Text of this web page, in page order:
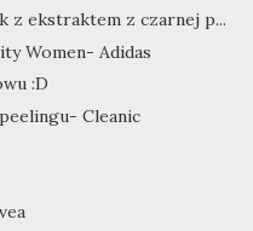
z ekstraktem z czarnej p...
Women- Adidas
:D
Cleanic